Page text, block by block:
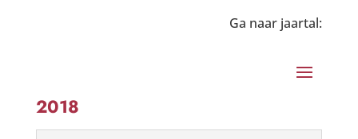
Ga naar jaartal:
2018